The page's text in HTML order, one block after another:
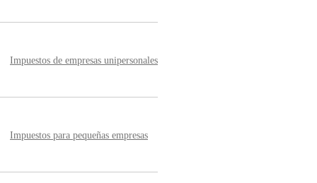
Impuestos de empresas unipersonales
Impuestos para pequeñas empresas